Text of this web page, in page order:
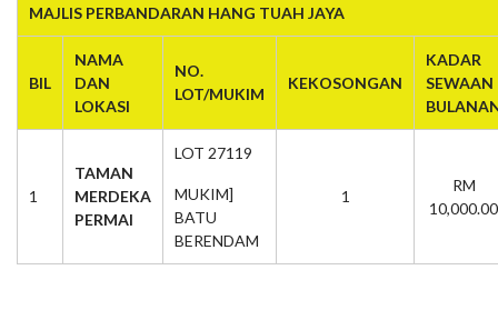
MAJLIS PERBANDARAN HANG TUAH JAYA
BIL
NAMA
DAN
LOKASI
NO.
LOT/MUKIM
KEKOSONGAN
KADAR
SEWAAN
1
TAMAN
MERDEKA
PERMAI
LOT 27119
MUKIM]
BATU
BERENDAM
1
RM
10,000.00